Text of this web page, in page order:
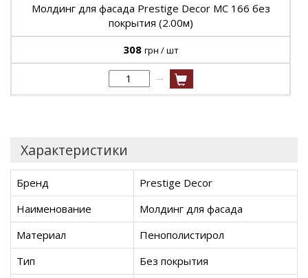
Молдинг для фасада Prestige Decor MC 166 без
покрытия (2.00м)
308 грн / шт
→
Характеристики
Бренд
Prestige Decor
Наименование
Молдинг для фасада
Материал
Пенополистирол
Тип
Без покрытия